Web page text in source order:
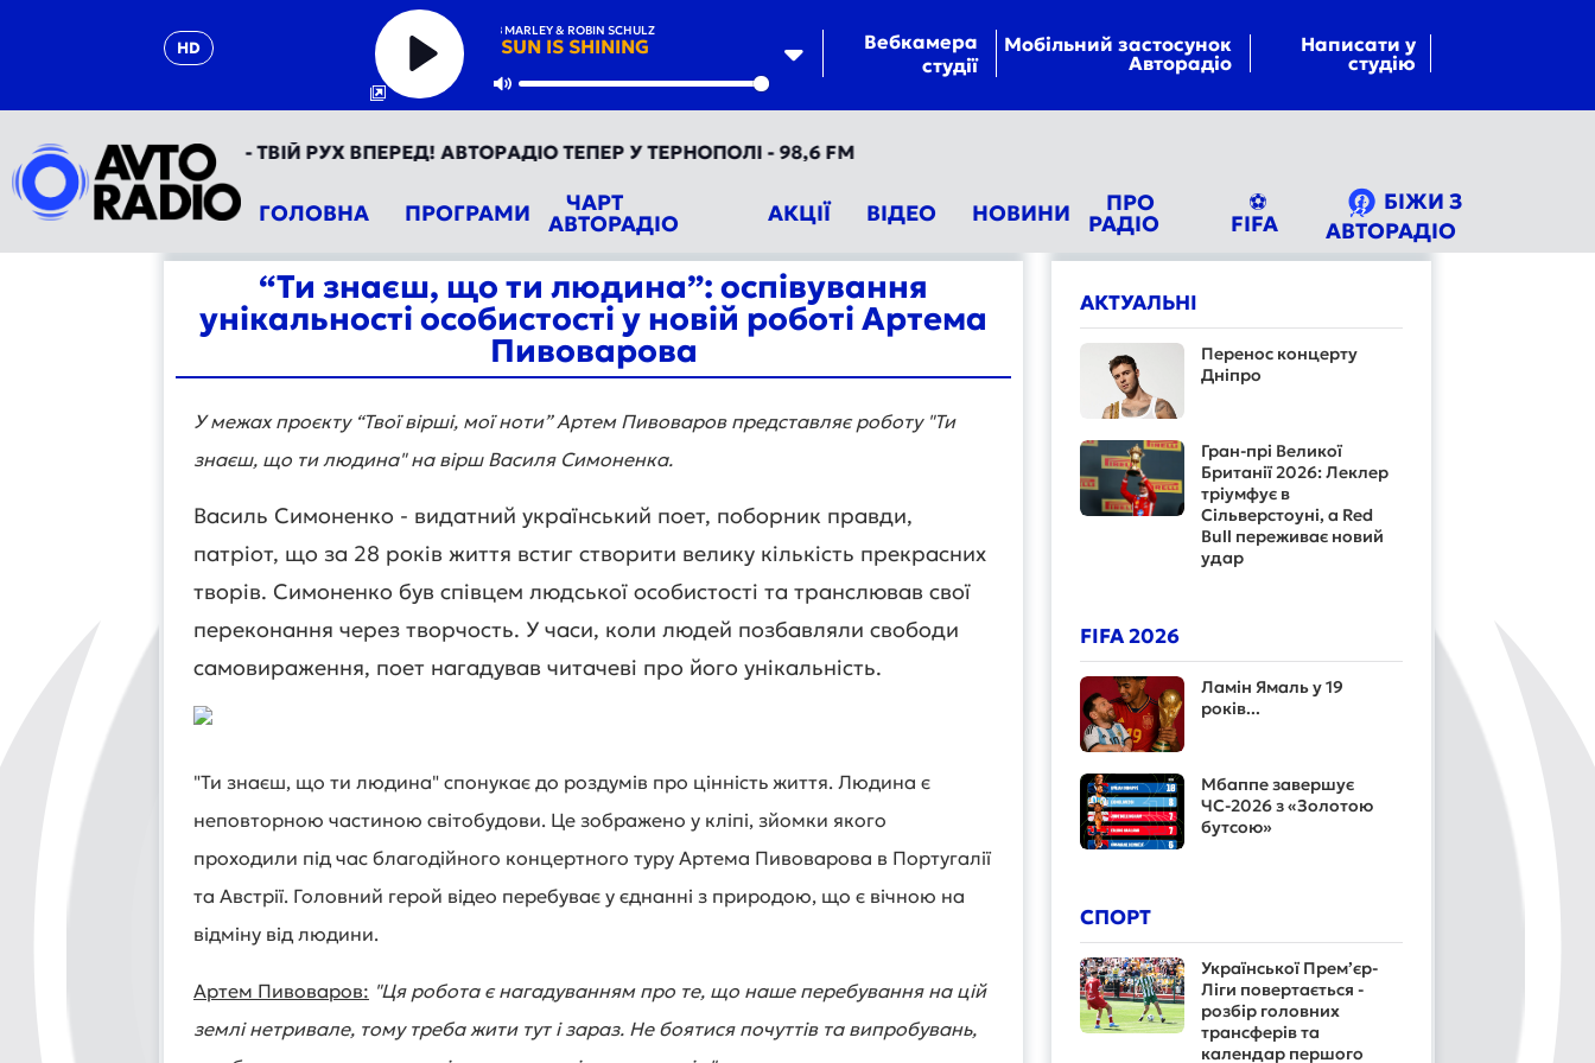
HD
BOB MARLEY & ROBIN SCHULZ
SUN IS SHINING
Play
Mute
Вебкамера
студії
Мобільний застосунок
Авторадіо
Написати у
студію
УКРАЇНА - ТВІЙ РУХ ВПЕРЕД! АВТОРАДІО ТЕПЕР У ТЕРНОПОЛІ - 98,6 FM
ГОЛОВНА ПРОГРАМИ ЧАРТ
АВТОРАДІО АКЦІЇ ВІДЕО НОВИНИ ПРО
РАДІО
⚽
FIFA
БІЖИ З
АВТОРАДІО
“Ти знаєш, що ти людина”: оспівування
унікальності особистості у новій роботі Артема
Пивоварова
У межах проєкту “Твої вірші, мої ноти” Артем Пивоваров представляє роботу "Ти
знаєш, що ти людина" на вірш Василя Симоненка.
Василь Симоненко - видатний український поет, поборник правди,
патріот, що за 28 років життя встиг створити велику кількість прекрасних
творів. Симоненко був співцем людської особистості та транслював свої
переконання через творчость. У часи, коли людей позбавляли свободи
самовираження, поет нагадував читачеві про його унікальність.
"Ти знаєш, що ти людина" спонукає до роздумів про цінність життя. Людина є
неповторною частиною світобудови. Це зображено у кліпі, зйомки якого
проходили під час благодійного концертного туру Артема Пивоварова в Португалії
та Австрії. Головний герой відео перебуває у єднанні з природою, що є вічною на
відміну від людини.
Артем Пивоваров: "Ця робота є нагадуванням про те, що наше перебування на цій
землі нетривале, тому треба жити тут і зараз. Не боятися почуттів та випробувань,
АКТУАЛЬНІ
Перенос концерту
Дніпро
Гран-прі Великої
Британії 2026: Леклер
тріумфує в
Сільверстоуні, а Red
Bull переживає новий
удар
FIFA 2026
Ламін Ямаль у 19
років...
Мбаппе завершує
ЧС-2026 з «Золотою
бутсою»
СПОРТ
Української Прем’єр-
Ліги повертається -
розбір головних
трансферів та
календар першого